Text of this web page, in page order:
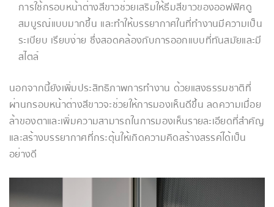
การใช้กรอบหน้าต่างสีขาวช่วยเสริมให้ธีมสีขาวของออฟฟิศดู
สมบูรณ์แบบมากขึ้น และทำให้บรรยากาศในที่ทำงานมีความเป็น
ระเบียบ เรียบง่าย ซึ่งสอดคล้องกับการออกแบบที่ทันสมัยและมี
สไตล์
นอกจากนี้ยังเพิ่มประสิทธิภาพการทำงาน ด้วยแสงธรรมชาติที่
ผ่านกรอบหน้าต่างสีขาวจะช่วยให้การมองเห็นดีขึ้น ลดความเมื่อย
ล้าของตาและเพิ่มความสามารถในการมองเห็นรายละเอียดที่สำคัญ
และสร้างบรรยากาศที่กระตุ้นให้เกิดความคิดสร้างสรรค์ได้เป็น
อย่างดี